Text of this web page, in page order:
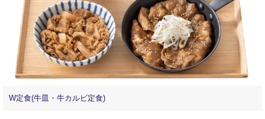
W定食(牛皿・牛カルビ定食)